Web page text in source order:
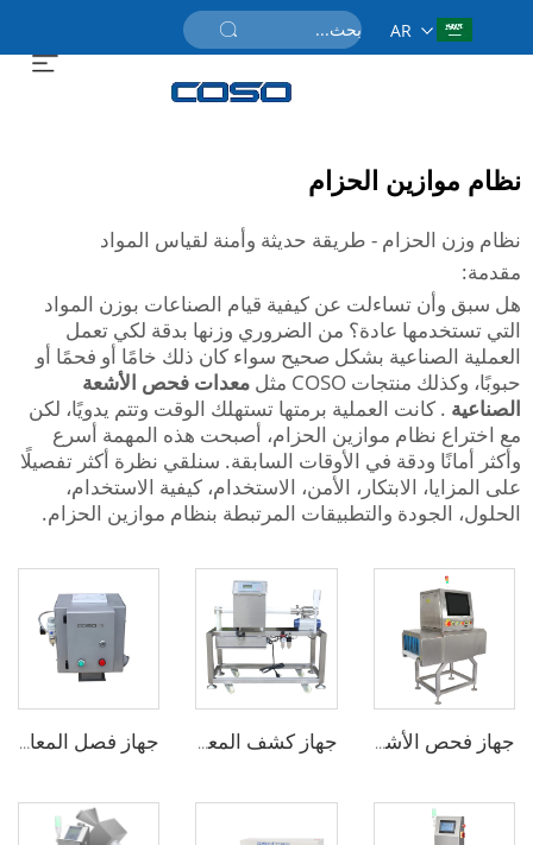
AR
نظام موازين الحزام
نظام وزن الحزام - طريقة حديثة وأمنة لقياس المواد
مقدمة:
هل سبق وأن تساءلت عن كيفية قيام الصناعات بوزن المواد
التي تستخدمها عادة؟ من الضروري وزنها بدقة لكي تعمل
العملية الصناعية بشكل صحيح سواء كان ذلك خامًا أو فحمًا أو
حبوبًا، وكذلك منتجات COSO مثل
معدات فحص الأشعة
الصناعية . كانت العملية برمتها تستهلك الوقت وتتم يدويًا، لكن
مع اختراع نظام موازين الحزام، أصبحت هذه المهمة أسرع
وأكثر أمانًا ودقة في الأوقات السابقة. سنلقي نظرة أكثر تفصيلًا
على المزايا، الابتكار، الأمن، الاستخدام، كيفية الاستخدام،
الحلول، الجودة والتطبيقات المرتبطة بنظام موازين الحزام.
جهاز فحص الأشعة السينية الرقمي لأكياس وتغليف الأطعمة والزجاجات والأوعية جهاز كشف المعادن المخصص لأنبوب السوائل الغذائية للصوص والمعجون جهاز فصل المعادن الحر المتدفق لآلة تشكيل البلاستيك بالحقن